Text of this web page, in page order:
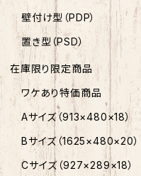
壁付け型（PDP）
置き型（PSD）
在庫限り限定商品
ワケあり特価商品
Aサイズ（913×480×18）
Bサイズ（1625×480×20）
Cサイズ（927×289×18）